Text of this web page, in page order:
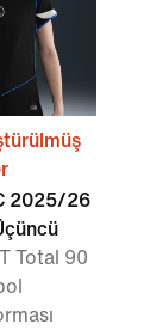
2025/26
Total 90